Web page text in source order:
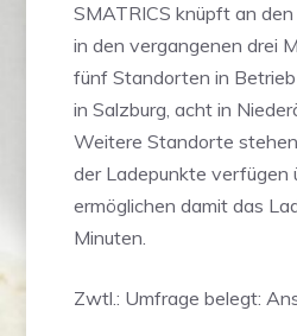
SMATRICS knüpft an
in den vergangenen drei
fünf Standorten in
in Salzburg, acht in
Weitere Standorte
der Ladepunkte verfügen
ermöglichen damit das
Minuten.
Zwtl.: Umfrage belegt: